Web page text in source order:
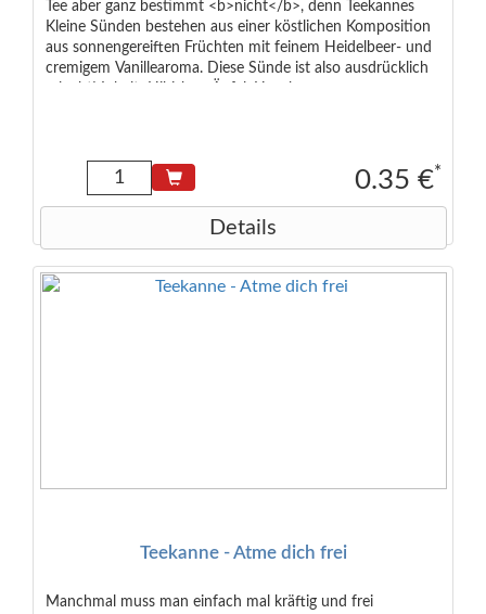
Tee aber ganz bestimmt <b>nicht</b>, denn Teekannes
Kleine Sünden bestehen aus einer köstlichen Komposition
aus sonnengereiften Früchten mit feinem Heidelbeer- und
cremigem Vanillearoma. Diese Sünde ist also ausdrücklich
0.35 €*
Details
Teekanne - Atme dich frei
Manchmal muss man einfach mal kräftig und frei